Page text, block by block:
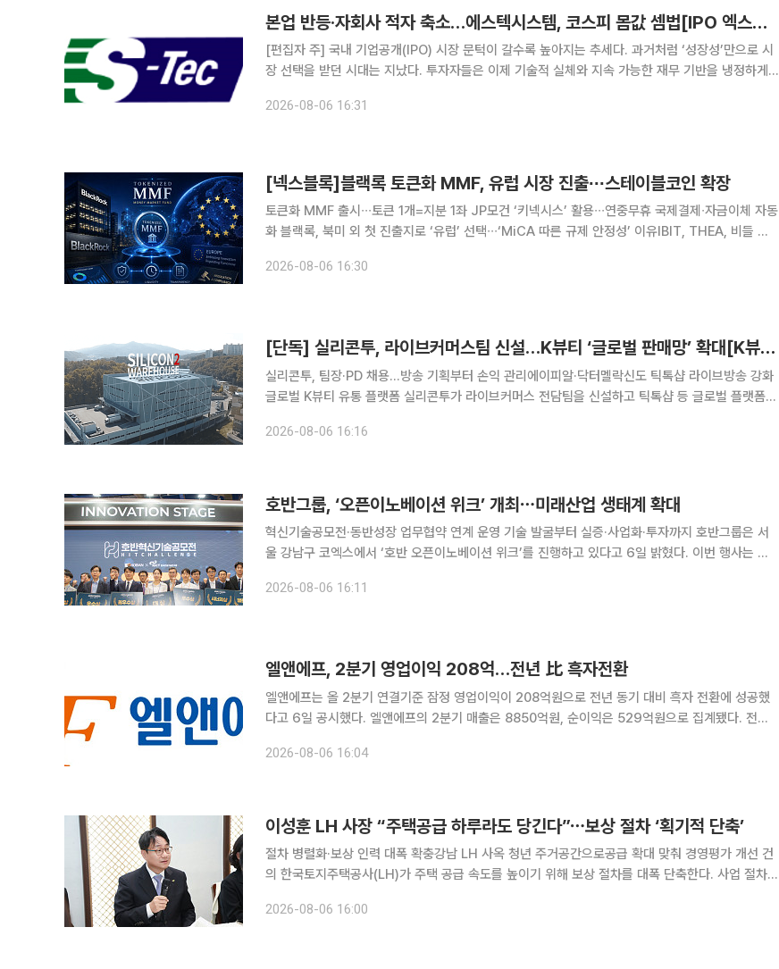
본업 반등·자회사 적자 축소…에스텍시스템, 코스피 몸값 셈법[IPO 엑스레이]
[편집자 주] 국내 기업공개(IPO) 시장 문턱이 갈수록 높아지는 추세다. 과거처럼 ‘성장성’만으로 시
장 선택을 받던 시대는 지났다. 투자자들은 이제 기술적 실체와 지속 가능한 재무 기반을 냉정하게
섰다. 본지는 상장을 앞둔 기업의 기술 경쟁력과 재무 건전성을
2026-08-06 16:31
[넥스블록]블랙록 토큰화 MMF, 유럽 시장 진출∙∙∙스테이블코인 확장
토큰화 MMF 출시∙∙∙토큰 1개=지분 1좌 JP모건 ‘키넥시스’ 활용∙∙∙연중무휴 국제결제∙자금이체 자동
화 블랙록, 북미 외 첫 진출지로 ‘유럽’ 선택∙∙∙‘MiCA 따른 규제 안정성’ 이유IBIT, THEA, 비들 등
인 시장에서의 입지를 강화한다
2026-08-06 16:30
[단독] 실리콘투, 라이브커머스팀 신설…K뷰티 ‘글로벌 판매망’ 확대[K뷰티 라방戰]
실리콘투, 팀장·PD 채용…방송 기획부터 손익 관리에이피알·닥터멜락신도 틱톡샵 라이브방송 강화
글로벌 K뷰티 유통 플랫폼 실리콘투가 라이브커머스 전담팀을 신설하고 틱톡샵 등 글로벌 플랫폼을
방송 기획과 상품 구성, 출연자 섭외, 손익 관리까지 직접 맡으며
2026-08-06 16:16
호반그룹, ‘오픈이노베이션 위크’ 개최⋯미래산업 생태계 확대
혁신기술공모전·동반성장 업무협약 연계 운영 기술 발굴부터 실증·사업화·투자까지 호반그룹은 서
울 강남구 코엑스에서 ‘호반 오픈이노베이션 위크’를 진행하고 있다고 6일 밝혔다. 이번 행사는 호
2026-08-06 16:11
엘앤에프, 2분기 영업이익 208억…전년 比 흑자전환
엘앤에프는 올 2분기 연결기준 잠정 영업이익이 208억원으로 전년 동기 대비 흑자 전환에 성공했
다고 6일 공시했다. 엘앤에프의 2분기 매출은 8850억원, 순이익은 529억원으로 집계됐다. 전년
19.7% 증가했으며, 영업이익은 82.2% 감소했고, 순
2026-08-06 16:04
이성훈 LH 사장 “주택공급 하루라도 당긴다”⋯보상 절차 ‘획기적 단축’
절차 병렬화·보상 인력 대폭 확충강남 LH 사옥 청년 주거공간으로공급 확대 맞춰 경영평가 개선 건
의 한국토지주택공사(LH)가 주택 공급 속도를 높이기 위해 보상 절차를 대폭 단축한다. 사업 절차를
2026-08-06 16:00